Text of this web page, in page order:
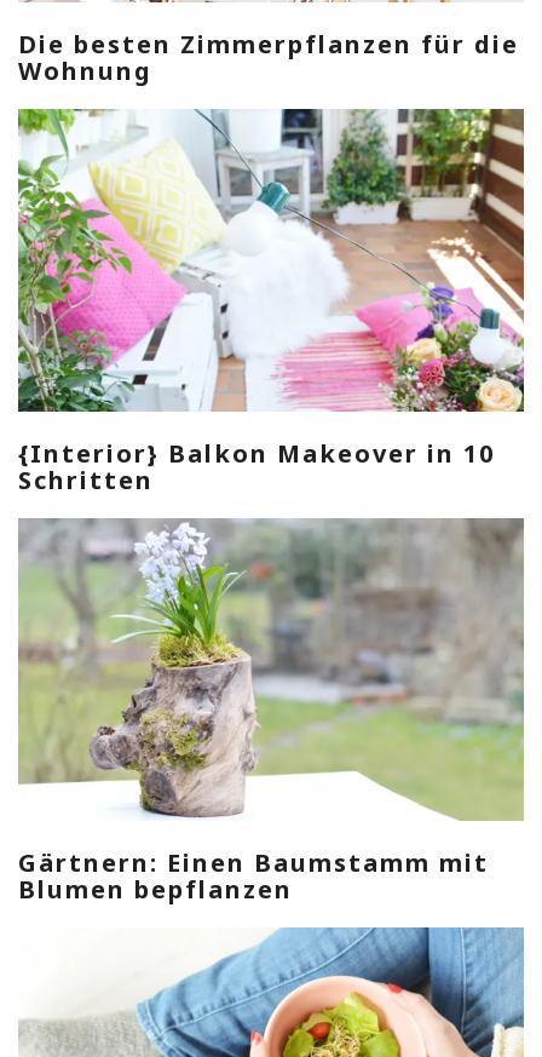
Die besten Zimmerpflanzen für die
Wohnung
{Interior} Balkon Makeover in 10
Schritten
Gärtnern: Einen Baumstamm mit
Blumen bepflanzen